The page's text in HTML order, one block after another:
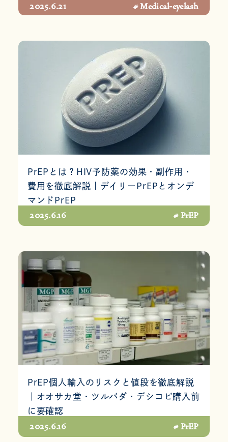
2025.6.21 # Medical-eyelash
PrEPとは？HIV予防薬の効果・副作用・
費用を徹底解説｜デイリーPrEPとオンデ
マンドPrEP
2025.6.16 # PrEP
PrEP個人輸入のリスクと値段を徹底解説
｜オオサカ堂・ツルバダ・デシコビ購入前
に要確認
2025.6.16 # PrEP